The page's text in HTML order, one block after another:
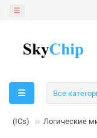
Все
(ICs) Логические